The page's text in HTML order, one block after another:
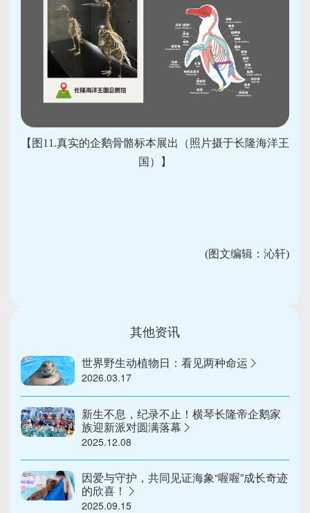
【图11.真实的企鹅骨骼标本展出（照片摄于长隆海洋王
国）】
(图文编辑：沁轩)
其他资讯
世界野生动植物日：看见两种命运
2026.03.17
新生不息，纪录不止！横琴长隆帝企鹅家
族迎新派对圆满落幕
2025.12.08
因爱与守护，共同见证海象“喔喔”成长奇迹
的欣喜！
2025.09.15